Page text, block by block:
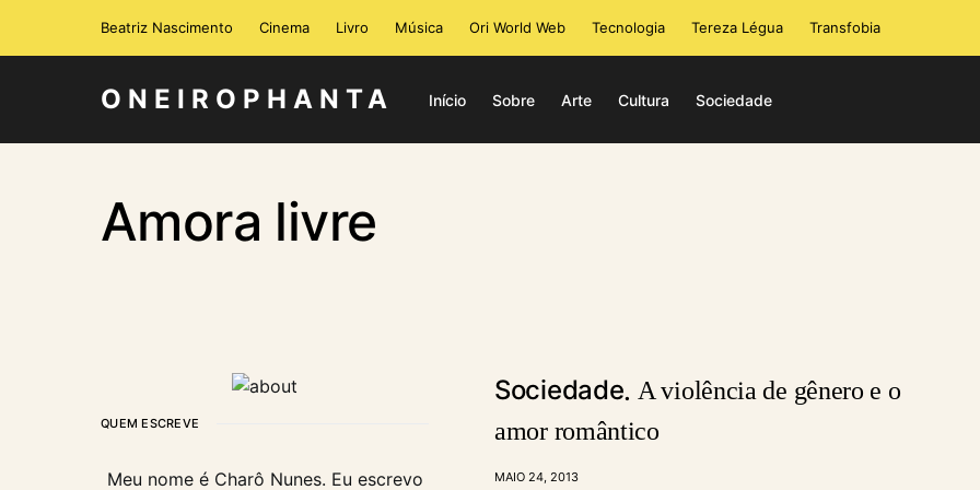
Beatriz Nascimento Cinema Livro Música Ori World Web Tecnologia Tereza Légua Transfobia
ONEIROPHANTA Início Sobre Arte Cultura Sociedade
Amora livre
Sociedade A violência de gênero e o
amor romântico
MAIO 24, 2013
QUEM ESCREVE
Meu nome é Charô Nunes. Eu escrevo